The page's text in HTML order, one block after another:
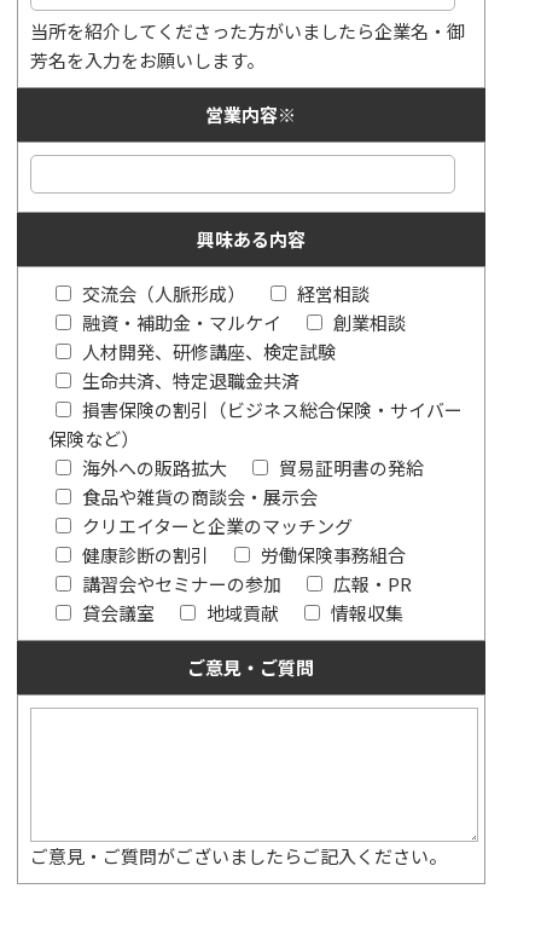
当所を紹介してくださった方がいましたら企業名・御
芳名を入力をお願いします。
営業内容※
興味ある内容
交流会（人脈形成）
経営相談
融資・補助金・マルケイ
創業相談
人材開発、研修講座、検定試験
生命共済、特定退職金共済
損害保険の割引（ビジネス総合保険・サイバー
保険など）
海外への販路拡大
貿易証明書の発給
食品や雑貨の商談会・展示会
クリエイターと企業のマッチング
健康診断の割引
労働保険事務組合
講習会やセミナーの参加
広報・PR
貸会議室
地域貢献 情報収集
ご意見・ご質問
ご意見・ご質問がございましたらご記入ください。